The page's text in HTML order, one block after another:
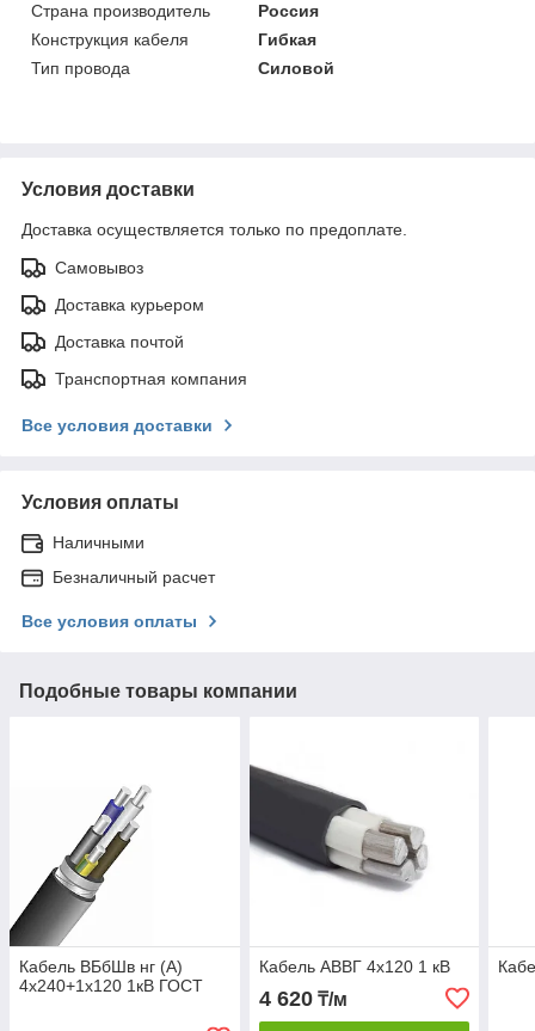
Страна производитель
Россия
Конструкция кабеля
Гибкая
Тип провода
Силовой
Условия доставки
Доставка осуществляется только по предоплате.
Самовывоз
Доставка курьером
Доставка почтой
Транспортная компания
Все условия доставки
Условия оплаты
Наличными
Безналичный расчет
Все условия оплаты
Подобные товары компании
Кабель ВБбШв нг (А)
4х240+1х120 1кВ ГОСТ
Кабель АВВГ 4х120 1 кВ
4 620₸/м